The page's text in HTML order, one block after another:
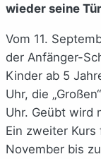
wieder seine
Vom 11.
der Anfänger-
Kinder ab 5
Uhr, die
Uhr. Geübt wird
Ein zweiter
November bis